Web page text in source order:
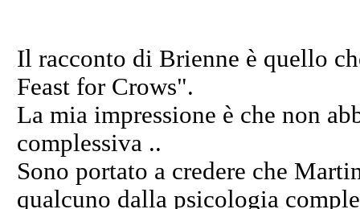
Il racconto di Brienne è quello
Feast for Crows".
La mia impressione è che non
complessiva ..
Sono portato a credere che
qualcuno dalla psicologia